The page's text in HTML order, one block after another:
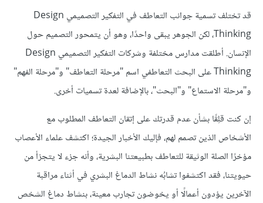
قد تختلف تسمية جوانب التعاطف في التفكير التصميمي Design
Thinking، لكن الجوهر يبقى واحدًا، وهو أن يتمحور التصميم حول
الإنسان. أطلقت مدارس مختلفة وشركات التفكير التصميمي Design
Thinking على البحث التعاطفي اسم "مرحلة التعاطف" و"مرحلة الفهم"
و"مرحلة الاستماع" و"البحث"، بالإضافة لعدة تسميات أخرى.
إن كنت قلِقًا بشأن عدم قدرتك على إتقان التعاطف المطلوب مع
الأشخاص الذين تصمم لهم، فإليك الأخبار الجيدة؛ اكتشف علماء الأعصاب
مؤخرًا الصلة الوثيقة للتعاطف بطبيعتنا البشرية، وأنه جزء لا يتجزأ من
حيويتنا، فقد اكتشفوا تشابُه نشاط الدماغ البشري في أثناء مراقبة
الآخرين يؤدون أعمالًا أو يخوضون تجارب معينة، بنشاط دماغ الشخص